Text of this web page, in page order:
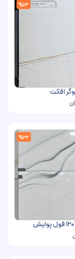
%13
%22